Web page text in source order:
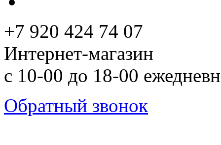
+7 920 424 74 07
Интернет-магазин
с 10-00 до 18-00
Обратный звонок